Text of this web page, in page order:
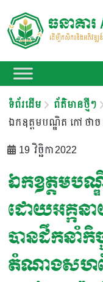
ទំព័រដើម
ព័ត៌មានថ្មីៗ
19 វិច្ឆិកា 2022
ឯកឧត្តមប
ដោយអគ្កន
បានដឹកនាំកិ
តំណាងសហព័ន្